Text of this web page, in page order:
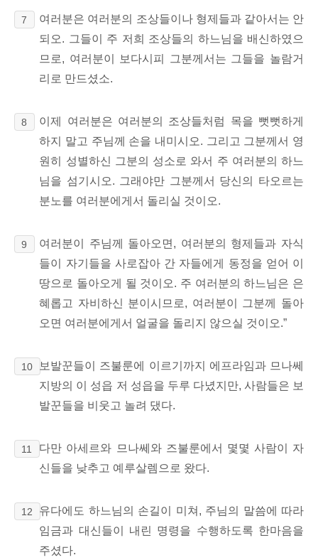
7
여러분은 여러분의 조상들이나 형제들과 같아서는 안
되오. 그들이 주 저희 조상들의 하느님을 배신하였으
므로, 여러분이 보다시피 그분께서는 그들을 놀람거
리로 만드셨소.
8
이제 여러분은 여러분의 조상들처럼 목을 뻣뻣하게
하지 말고 주님께 손을 내미시오. 그리고 그분께서 영
원히 성별하신 그분의 성소로 와서 주 여러분의 하느
님을 섬기시오. 그래야만 그분께서 당신의 타오르는
분노를 여러분에게서 돌리실 것이오.
9
여러분이 주님께 돌아오면, 여러분의 형제들과 자식
들이 자기들을 사로잡아 간 자들에게 동정을 얻어 이
땅으로 돌아오게 될 것이오. 주 여러분의 하느님은 은
혜롭고 자비하신 분이시므로, 여러분이 그분께 돌아
오면 여러분에게서 얼굴을 돌리지 않으실 것이오.”
10
보발꾼들이 즈불룬에 이르기까지 에프라임과 므나쎄
지방의 이 성읍 저 성읍을 두루 다녔지만, 사람들은 보
발꾼들을 비웃고 놀려 댔다.
11
다만 아세르와 므나쎄와 즈불룬에서 몇몇 사람이 자
신들을 낮추고 예루살렘으로 왔다.
12
유다에도 하느님의 손길이 미쳐, 주님의 말씀에 따라
임금과 대신들이 내린 명령을 수행하도록 한마음을
주셨다.